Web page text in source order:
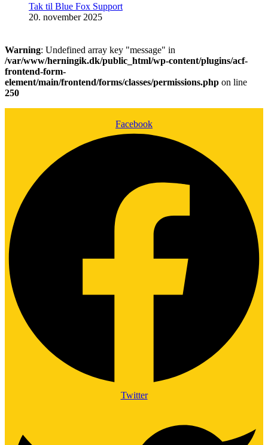
Tak til Blue Fox Support
20. november 2025
Warning: Undefined array key "message" in
/var/www/herningik.dk/public_html/wp-content/plugins/acf-
frontend-form-
element/main/frontend/forms/classes/permissions.php on line
250
Facebook
Twitter